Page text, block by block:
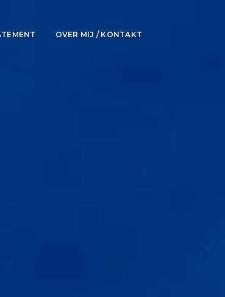
OVER MIJ / KONTAKT